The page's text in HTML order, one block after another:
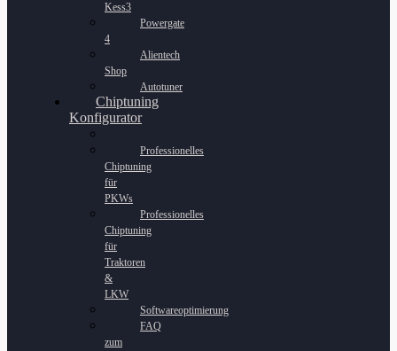
Kess3
Powergate
4
Alientech
Shop
Autotuner
Chiptuning
Konfigurator
Professionelles
Chiptuning
für
PKWs
Professionelles
Chiptuning
für
Traktoren
&
LKW
Softwareoptimierung
FAQ
zum